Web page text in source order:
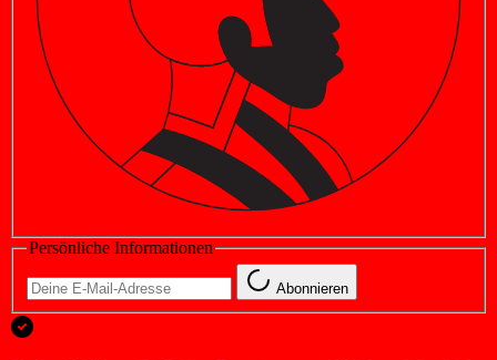
Persönliche Informationen
Abonnieren